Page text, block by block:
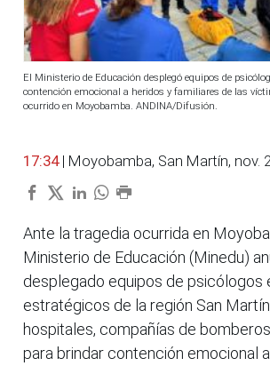
El Ministerio de Educación desplegó equipos de
contención emocional a heridos y familiares de las
ocurrido en Moyobamba. ANDINA/Difusión.
17:34 | Moyobamba, San Martín, nov.
Ante la tragedia ocurrida en
Ministerio de Educación (Minedu)
desplegado equipos de psicólogos
estratégicos de la región San
hospitales, compañías de
para brindar contención emocional